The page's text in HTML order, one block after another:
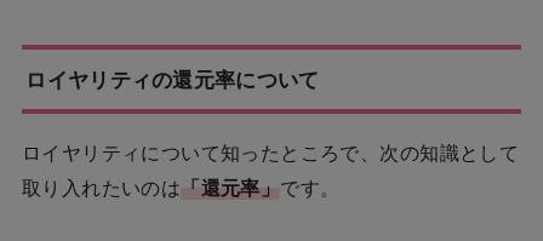
ロイヤリティの還元率について
ロイヤリティについて知ったところで、次の知識として
取り入れたいのは 「還元率」 です。